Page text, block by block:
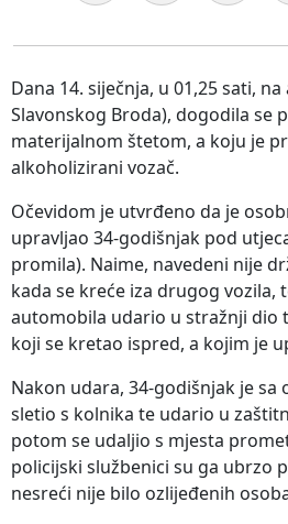
Dana 14. siječnja, u 01,25 sati,
Slavonskog Broda), dogodila se
materijalnom štetom, a koju je
alkoholizirani vozač.
Očevidom je utvrđeno da je
upravljao 34-godišnjak pod
promila). Naime, navedeni nije
kada se kreće iza drugog vozila,
automobila udario u stražnji dio
koji se kretao ispred, a kojim je
Nakon udara, 34-godišnjak je
sletio s kolnika te udario u
potom se udaljio s mjesta
policijski službenici su ga ubrzo
nesreći nije bilo ozlijeđenih